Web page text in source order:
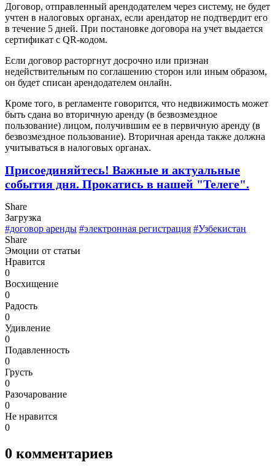
Договор, отправленный арендодателем через систему, не будет
учтен в налоговых органах, если арендатор не подтвердит его
в течение 5 дней. При постановке договора на учет выдается
сертификат с QR-кодом.
Если договор расторгнут досрочно или признан
недействительным по соглашению сторон или иным образом,
он будет списан арендодателем онлайн.
Кроме того, в регламенте говорится, что недвижимость может
быть сдана во вторичную аренду (в безвозмездное
пользование) лицом, получившим ее в первичную аренду (в
безвозмездное пользование). Вторичная аренда также должна
учитываться в налоговых органах.
Присоединяйтесь! Важные и актуальные
события дня. Прокатись в нашей "Телеге".
Share
Загрузка
#договор аренды #электронная регистрация #Узбекистан
Share
Эмоции от статьи
Нравится
0
Восхищение
0
Радость
0
Удивление
0
Подавленность
0
Грусть
0
Разочарование
0
Не нравится
0
0 комментариев